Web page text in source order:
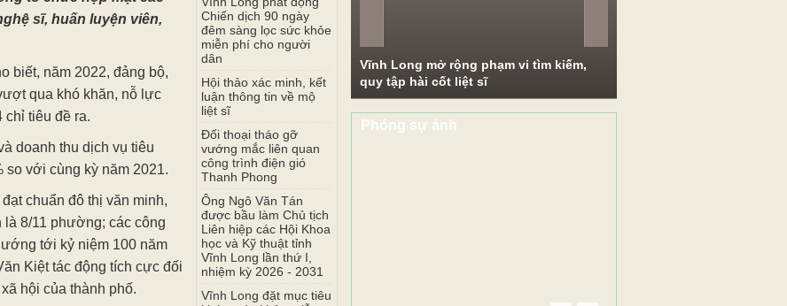
sĩ, huấn luyện viên,
biết, năm 2022, đảng bộ,
qua khó khăn, nỗ lực
chỉ tiêu đề ra.
doanh thu dịch vụ tiêu
so với cùng kỳ năm 2021.
chuẩn đô thị văn minh,
8/11 phường; các công
tới kỷ niệm 100 năm
Kiệt tác động tích cực đối
hội của thành phố.
Chiến dịch 90 ngày
đêm sàng lọc sức khỏe
miễn phí cho người
dân
Hội thảo xác minh, kết
luận thông tin về mộ
liệt sĩ
Đối thoại tháo gỡ
vướng mắc liên quan
công trình điện gió
Thanh Phong
Ông Ngô Văn Tán
được bầu làm Chủ tịch
Liên hiệp các Hội Khoa
học và Kỹ thuật tỉnh
Vĩnh Long lần thứ I,
nhiệm kỳ 2026 - 2031
Vĩnh Long đặt mục tiêu
Vĩnh Long mở rộng phạm vi tìm kiếm,
quy tập hài cốt liệt sĩ
Phóng sự ảnh